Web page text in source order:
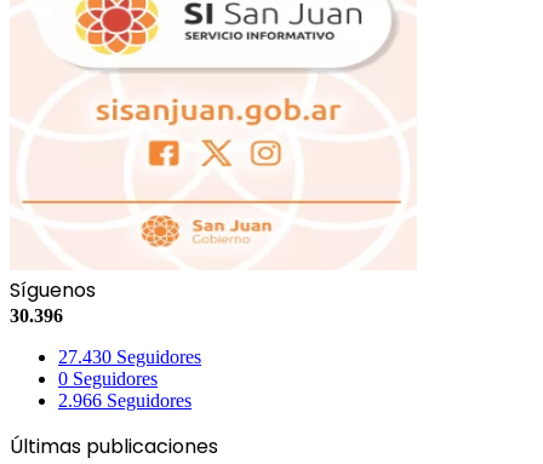
Síguenos
30.396
27.430 Seguidores
0 Seguidores
2.966 Seguidores
Últimas publicaciones